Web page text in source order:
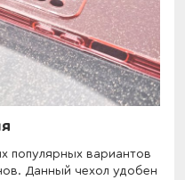
популярных вариантов
Данный чехол удобен